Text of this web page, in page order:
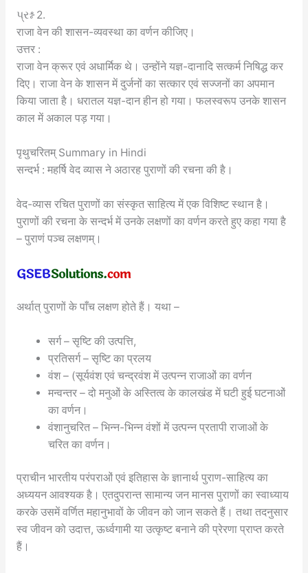
પ્રશ્ન 2.
राजा वेन की शासन-व्यवस्था का वर्णन कीजिए।
उत्तर :
राजा वेन क्रूर एवं अधार्मिक थे। उन्होंने यज्ञ-दानादि सत्कर्म निषिद्ध कर
दिए। राजा वेन के शासन में दुर्जनों का सत्कार एवं सज्जनों का अपमान
किया जाता है। धरातल यज्ञ-दान हीन हो गया। फलस्वरूप उनके शासन
काल में अकाल पड़ गया।
पृथुचरितम् Summary in Hindi
सन्दर्भ : महर्षि वेद व्यास ने अठारह पुराणों की रचना की है।
वेद-व्यास रचित पुराणों का संस्कृत साहित्य में एक विशिष्ट स्थान है।
पुराणों की रचना के सन्दर्भ में उनके लक्षणों का वर्णन करते हुए कहा गया है
– पुराणं पञ्च लक्षणम्।
अर्थात् पुराणों के पाँच लक्षण होते हैं। यथा –
सर्ग – सृष्टि की उत्पत्ति,
प्रतिसर्ग – सृष्टि का प्रलय
वंश – (सूर्यवंश एवं चन्द्रवंश में उत्पन्न राजाओं का वर्णन
मन्वन्तर – दो मनुओं के अस्तित्व के कालखंड में घटी हुई घटनाओं
का वर्णन।
वंशानुचरित – भिन्न-भिन्न वंशों में उत्पन्न प्रतापी राजाओं के
चरित का वर्णन।
प्राचीन भारतीय परंपराओं एवं इतिहास के ज्ञानार्थ पुराण-साहित्य का
अध्ययन आवश्यक है। एतदुपरान्त सामान्य जन मानस पुराणों का स्वाध्याय
करके उसमें वर्णित महानुभावों के जीवन को जान सकते हैं। तथा तदनुसार
स्व जीवन को उदात्त, ऊर्ध्वगामी या उत्कृष्ट बनाने की प्रेरणा प्राप्त करते
हैं।